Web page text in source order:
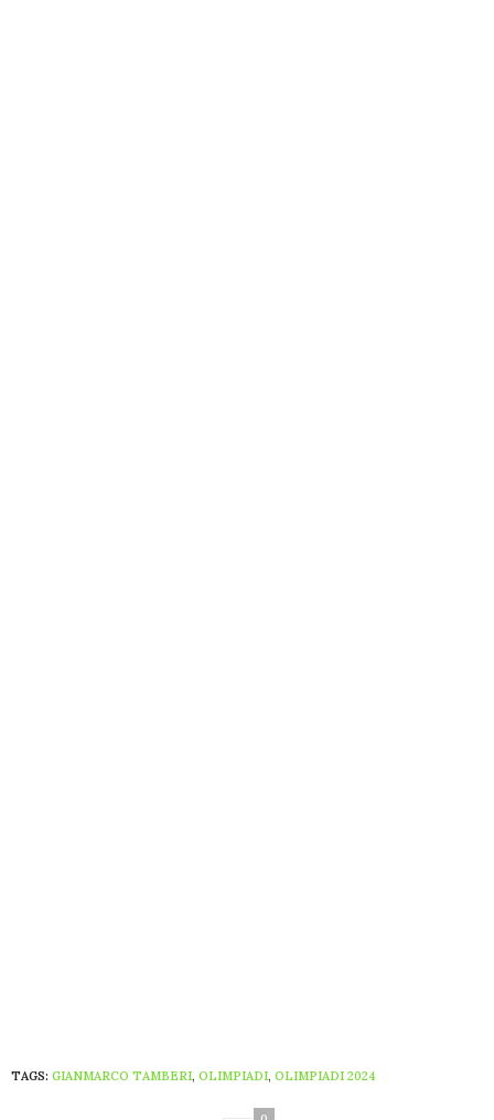
TAGS: GIANMARCO TAMBERI, OLIMPIADI, OLIMPIADI 2024